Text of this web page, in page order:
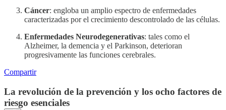
Cáncer: engloba un amplio espectro de enfermedades
caracterizadas por el crecimiento descontrolado de las células.
Enfermedades Neurodegenerativas: tales como el
Alzheimer, la demencia y el Parkinson, deterioran
progresivamente las funciones cerebrales.
Compartir
La revolución de la prevención y los ocho factores de
riesgo esenciales